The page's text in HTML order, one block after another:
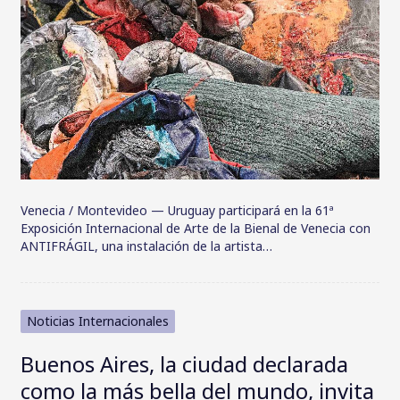
Venecia / Montevideo — Uruguay participará en la 61ª
Exposición Internacional de Arte de la Bienal de Venecia con
ANTIFRÁGIL, una instalación de la artista…
Noticias Internacionales
Buenos Aires, la ciudad declarada
como la más bella del mundo, invita